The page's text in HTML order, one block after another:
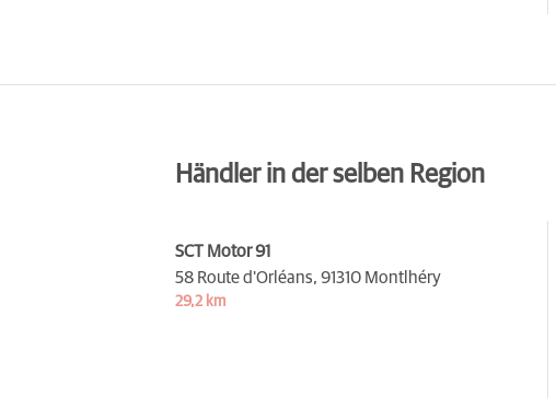
Händler in der selben Region
SCT Motor 91
58 Route d'Orléans, 91310 Montlhéry
29,2 km